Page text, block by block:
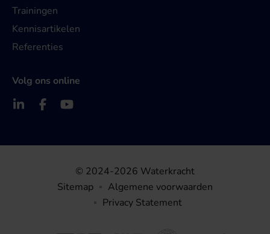
Trainingen
Kennisartikelen
Referenties
Volg ons online
© 2024-2026 Waterkracht
Sitemap
Algemene voorwaarden
Privacy Statement